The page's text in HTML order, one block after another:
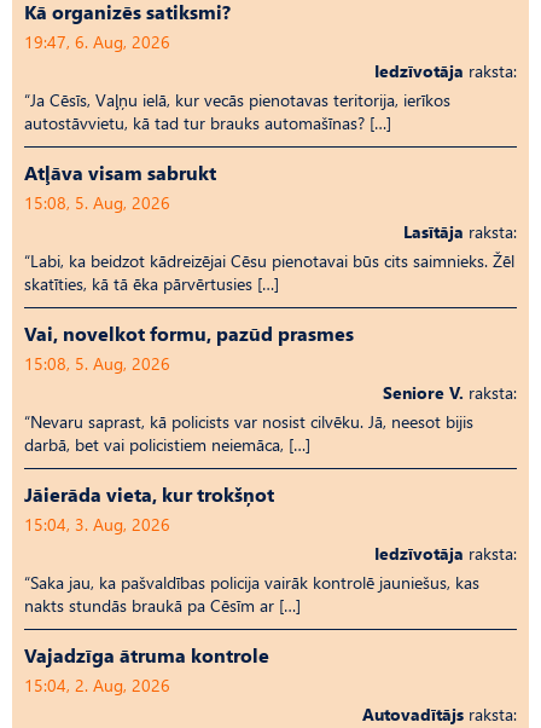
Kā organizēs satiksmi?
19:47, 6. Aug, 2026
Iedzīvotāja raksta:
“Ja Cēsīs, Vaļņu ielā, kur vecās pienotavas teritorija, ierīkos
autostāvvietu, kā tad tur brauks automašīnas? […]
Atļāva visam sabrukt
15:08, 5. Aug, 2026
Lasītāja raksta:
“Labi, ka beidzot kādreizējai Cēsu pienotavai būs cits saimnieks. Žēl
skatīties, kā tā ēka pārvērtusies […]
Vai, novelkot formu, pazūd prasmes
15:08, 5. Aug, 2026
Seniore V. raksta:
“Nevaru saprast, kā policists var nosist cilvēku. Jā, neesot bijis
darbā, bet vai policistiem neiemāca, […]
Jāierāda vieta, kur trokšņot
15:04, 3. Aug, 2026
Iedzīvotāja raksta:
“Saka jau, ka pašvaldības policija vairāk kontrolē jauniešus, kas
nakts stundās braukā pa Cēsīm ar […]
Vajadzīga ātruma kontrole
15:04, 2. Aug, 2026
Autovadītājs raksta: